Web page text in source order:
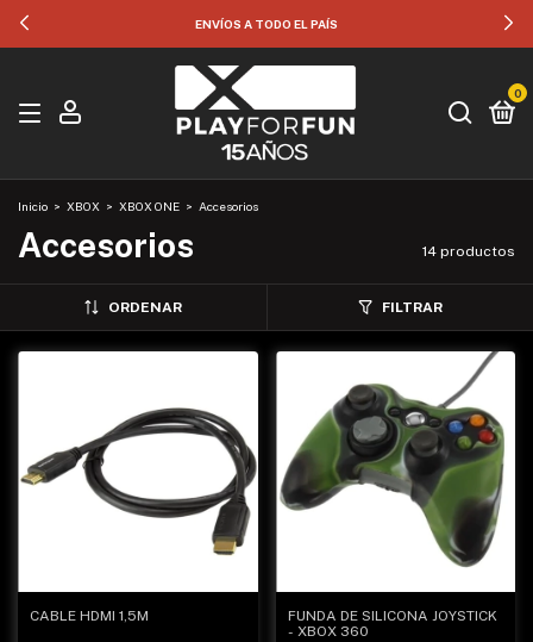
35% OFF POR TRANSFERENCIA
0
Inicio > XBOX > XBOX ONE > Accesorios
Accesorios 14 productos
ORDENAR FILTRAR
CABLE HDMI 1,5M
FUNDA DE SILICONA JOYSTICK
- XBOX 360